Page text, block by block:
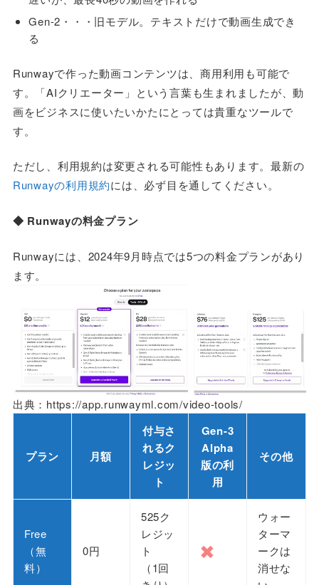
Gen-2・・・旧モデル。テキストだけで動画生成でき
る
Runwayで作った動画コンテンツは、商用利用も可能で
す。「AIクリエーター」という言葉も生まれましたが、動
画をビジネスに使いたいかたにとっては貴重なツールで
す。
ただし、利用規約は変更される可能性もあります。最新の
Runwayの利用規約には、必ず目を通してください。
◆ Runwayの料金プラン
Runwayには、2024年9月時点では5つの料金プランがあり
ます。
出典：https://app.runwayml.com/video-tools/
プラン 月額
付与さ
れるク
レジッ
ト
Gen-3
Alpha
版の利
用
その他
Free
（無
料）
0円
525ク
レジッ
ト
（1回
✖
ウォー
ターマ
ークは
消せな